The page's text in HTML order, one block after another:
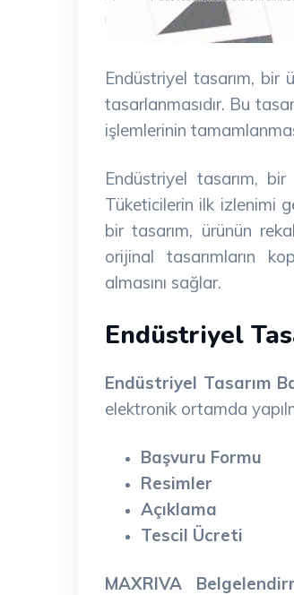
Endüstriyel tasarım, bir
tasarlanmasıdır. Bu
işlemlerinin
Endüstriyel tasarım,
Tüketicilerin ilk izlenimi
bir tasarım, ürünün
orijinal tasarımların
almasını sağlar.
Endüstriyel
Endüstriyel Tasarım
elektronik ortamda
Başvuru Formu
Resimler
Açıklama
Tescil Ücreti
MAXRIVA